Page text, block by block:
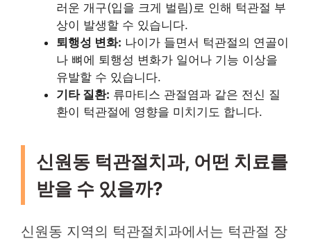
러운 개구(입을 크게 벌림)로 인해 턱관절 부
상이 발생할 수 있습니다.
퇴행성 변화: 나이가 들면서 턱관절의 연골이
나 뼈에 퇴행성 변화가 일어나 기능 이상을
유발할 수 있습니다.
기타 질환: 류마티스 관절염과 같은 전신 질
환이 턱관절에 영향을 미치기도 합니다.
신원동 턱관절치과, 어떤 치료를
받을 수 있을까?
신원동 지역의 턱관절치과에서는 턱관절 장